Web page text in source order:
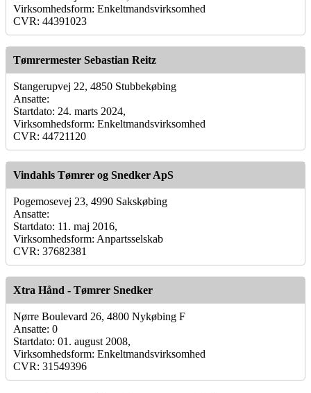
Virksomhedsform: Enkeltmandsvirksomhed
CVR: 44391023
Tømrermester Sebastian Reitz
Stangerupvej 22, 4850 Stubbekøbing
Ansatte:
Startdato: 24. marts 2024,
Virksomhedsform: Enkeltmandsvirksomhed
CVR: 44721120
Vindahls Tømrer og Snedker ApS
Pogemosevej 23, 4990 Sakskøbing
Ansatte:
Startdato: 11. maj 2016,
Virksomhedsform: Anpartsselskab
CVR: 37682381
Xtra Hånd - Tømrer Snedker
Nørre Boulevard 26, 4800 Nykøbing F
Ansatte: 0
Startdato: 01. august 2008,
Virksomhedsform: Enkeltmandsvirksomhed
CVR: 31549396